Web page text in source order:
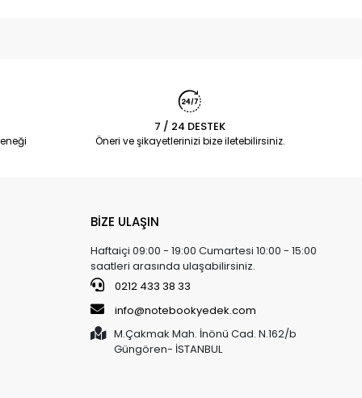
7 / 24 DESTEK
Öneri ve şikayetlerinizi bize iletebilirsiniz.
BİZE ULAŞIN
Haftaiçi 09:00 - 19:00 Cumartesi 10:00 - 15:00
saatleri arasında ulaşabilirsiniz.
0212 433 38 33
info@notebookyedek.com
M.Çakmak Mah. İnönü Cad. N.162/b
Güngören- İSTANBUL